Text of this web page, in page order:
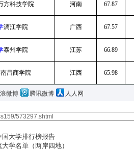
方科技学院 河南 67.87
漓江学院 广西 67.57
泰州学院 江苏 66.89
昌商学院 江西 65.98
微博 腾讯微博 人人网
大学排行榜报告
学名单（两岸四地）